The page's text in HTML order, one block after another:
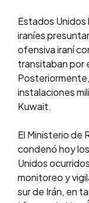
Estados
iraníes
ofensiva iraní
transitaban por
instalaciones
Kuwait.
El Ministerio de
condenó hoy
Unidos
monitoreo y
sur de Irán, en